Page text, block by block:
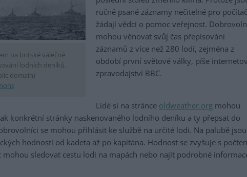
na britské válečné
lodních deníků.
domain)
ručně psané záznamy nečitelné pro
žádají vědci o pomoc veřejnost.
mohou věnovat svůj čas přepisování
záznamů z více než 280 lodí, zejména z
období první světové války, píše
zpravodajství BBC.
Lidé si na stránce oldweather.org mohou
konkrétní stránky naskenovaného lodního deníku a ty přepsat do
se mohou přihlásit ke službě na určité lodi. Na palubě jsou
hodností od kadeta až po kapitána. Hodnost se zvyšuje s
mohou sledovat cestu lodi na mapách nebo najít podrobné